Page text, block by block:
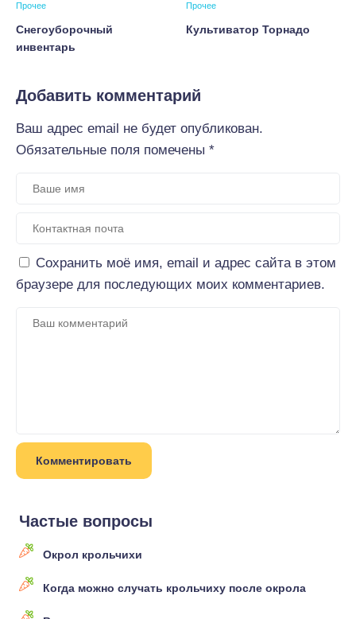
Прочее
Снегоуборочный
инвентарь
Прочее
Культиватор Торнадо
Добавить комментарий
Ваш адрес email не будет опубликован.
Обязательные поля помечены *
Сохранить моё имя, email и адрес сайта в этом
браузере для последующих моих комментариев.
Частые вопросы
Окрол крольчихи
Когда можно случать крольчиху после окрола